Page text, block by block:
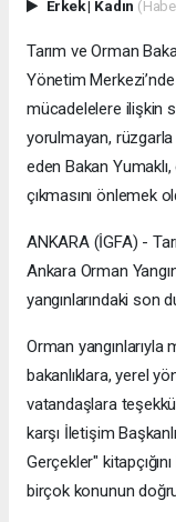
Erkek| Kadın
Tarım ve Orman
Yönetim Merkezi’nde
mücadelelere ilişkin
yorulmayan,
eden Bakan
çıkmasını önlemek
ANKARA (İGFA) -
Ankara Orman
yangınlarındaki son
Orman
bakanlıklara, yerel
vatandaşlara
karşı İletişim
Gerçekler"
birçok konunun